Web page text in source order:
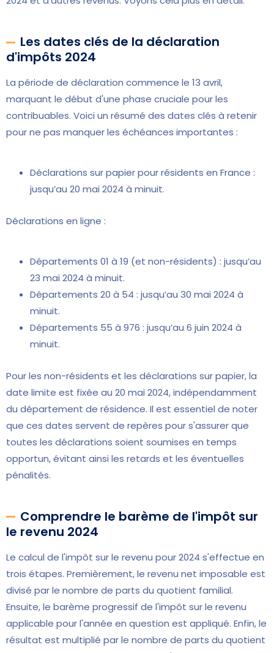
Les dates clés de la déclaration
d'impôts 2024
La période de déclaration commence le 13 avril,
marquant le début d'une phase cruciale pour les
contribuables. Voici un résumé des dates clés à retenir
pour ne pas manquer les échéances importantes :
Déclarations sur papier pour résidents en France :
jusqu’au 20 mai 2024 à minuit.
Déclarations en ligne :
Départements 01 à 19 (et non-résidents) : jusqu’au
23 mai 2024 à minuit.
Départements 20 à 54 : jusqu’au 30 mai 2024 à
minuit.
Départements 55 à 976 : jusqu’au 6 juin 2024 à
minuit.
Pour les non-résidents et les déclarations sur papier, la
date limite est fixée au 20 mai 2024, indépendamment
du département de résidence. Il est essentiel de noter
que ces dates servent de repères pour s'assurer que
toutes les déclarations soient soumises en temps
opportun, évitant ainsi les retards et les éventuelles
pénalités.
Comprendre le barème de l'impôt sur
le revenu 2024
Le calcul de l'impôt sur le revenu pour 2024 s'effectue en
trois étapes. Premièrement, le revenu net imposable est
divisé par le nombre de parts du quotient familial.
Ensuite, le barème progressif de l'impôt sur le revenu
applicable pour l'année en question est appliqué. Enfin, le
résultat est multiplié par le nombre de parts du quotient